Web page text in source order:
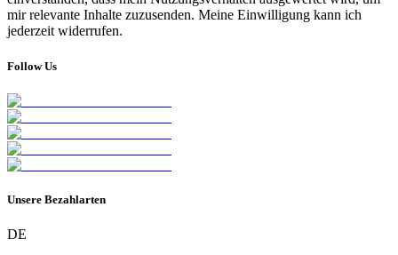
mir relevante Inhalte zuzusenden. Meine Einwilligung kann ich
jederzeit widerrufen.
Follow Us
Unsere Bezahlarten
DE